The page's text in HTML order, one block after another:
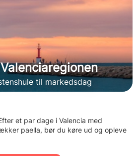
til markedsdag
et par dage i Valencia med
paella, bør du køre ud og opleve